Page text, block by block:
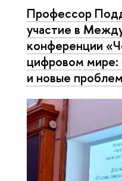
Профессор
участие в
конференции
цифровом
и новые